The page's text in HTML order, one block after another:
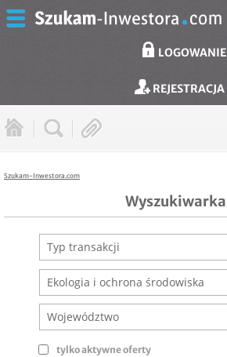
LOGOWANIE
REJESTRACJA
Szukam-Inwestora.com
Wyszukiwarka
Typ transakcji
Ekologia i ochrona środowiska
Województwo
tylko aktywne oferty